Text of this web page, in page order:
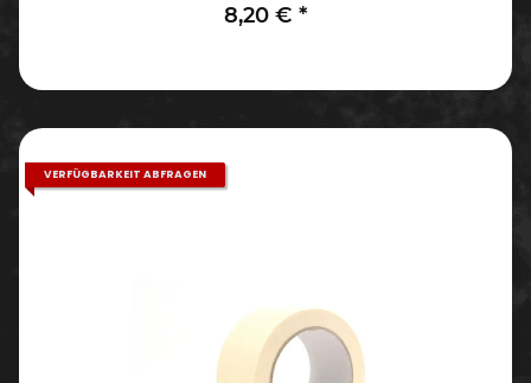
8,20 € *
VERFÜGBARKEIT ABFRAGEN